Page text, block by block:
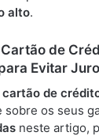
alto.
de
Evitar
de
os seus
neste artigo,